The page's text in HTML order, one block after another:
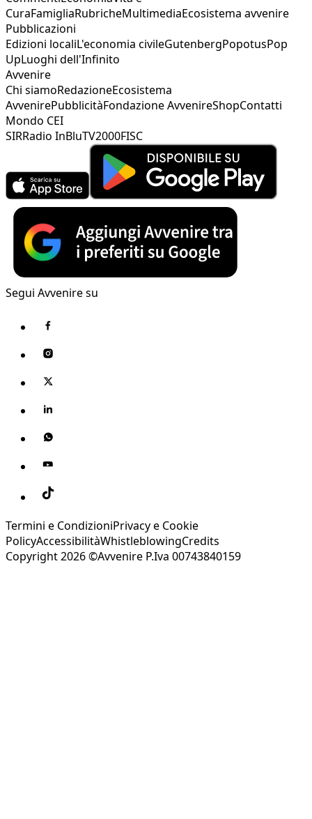
CuraFamigliaRubricheMultimediaEcosistema avvenire
Pubblicazioni
Edizioni localiL'economia civileGutenbergPopotusPop
UpLuoghi dell'Infinito
Avvenire
Chi siamoRedazioneEcosistema
AvvenirePubblicitàFondazione AvvenireShopContatti
Mondo CEI
SIRRadio InBluTV2000FISC
Segui Avvenire su
Termini e CondizioniPrivacy e Cookie
PolicyAccessibilitàWhistleblowingCredits
Copyright 2026 ©Avvenire P.Iva 00743840159